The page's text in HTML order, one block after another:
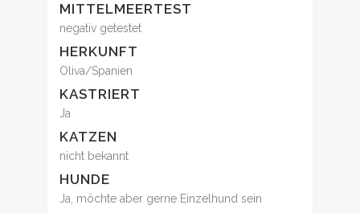
MITTELMEERTEST
negativ getestet
HERKUNFT
Oliva/Spanien
KASTRIERT
Ja
KATZEN
nicht bekannt
HUNDE
Ja, möchte aber gerne Einzelhund sein